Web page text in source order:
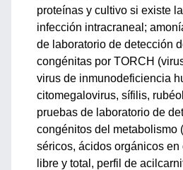
proteínas y cultivo si existe
infección intracraneal;
de laboratorio de detección
congénitas por TORCH
virus de inmunodeficiencia
citomegalovirus, sífilis,
pruebas de laboratorio de
congénitos del metabolismo
séricos, ácidos orgánicos en
libre y total, perfil de